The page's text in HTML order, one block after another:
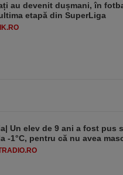
au devenit dușmani, în
etapă din SuperLiga
Un elev de 9 ani a fost pus
-1°C, pentru că nu avea